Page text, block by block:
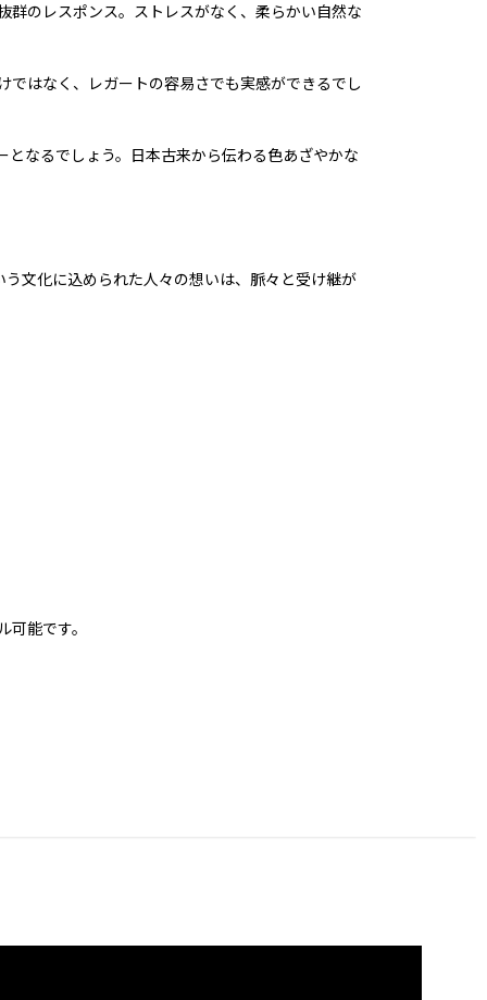
のレスポンス。ストレスがなく、柔らかい自然な
はなく、レガートの容易さでも実感ができるでし
なるでしょう。日本古来から伝わる色あざやかな
文化に込められた人々の想いは、脈々と受け継が
能です。